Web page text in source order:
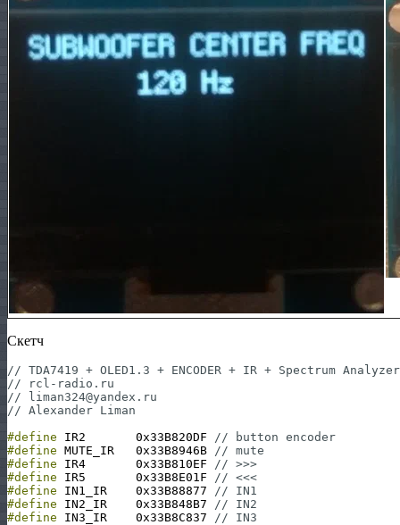
Скетч
// TDA7419 + OLED1.3 + ENCODER + IR + Spectrum Analyzer
// rcl-radio.ru
// liman324@yandex.ru
// Alexander Liman
#define
IR2 0x33B820DF
// button encoder
#define MUTE_IR 0x33B8946B
// mute
#define
IR4 0x33B810EF
// >>>
#define
IR5 0x33B8E01F
// <<<
#define
IN1_IR 0x33B88877
// IN1
#define
IN2_IR 0x33B848B7
// IN2
#define
IN3_IR 0x33B8C837
// IN3